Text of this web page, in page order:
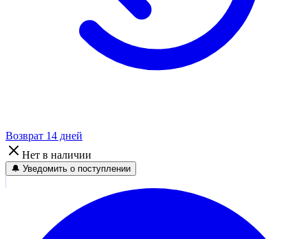
Возврат 14 дней
Нет в наличии
🔔 Уведомить о поступлении